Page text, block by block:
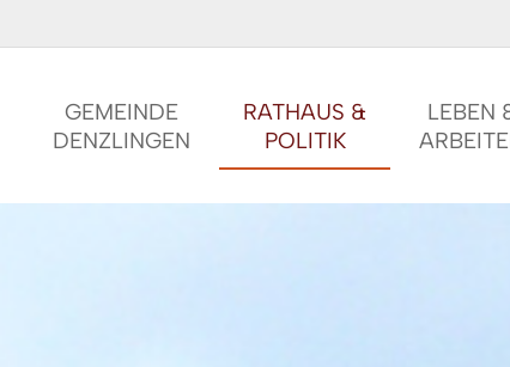
GEMEINDE
DENZLINGEN
RATHAUS &
POLITIK
LEBEN